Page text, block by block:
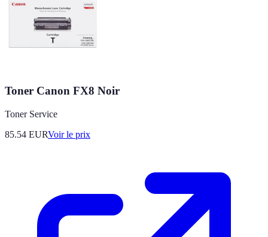
Toner Canon FX8 Noir
Toner Service
85.54 EURVoir le prix